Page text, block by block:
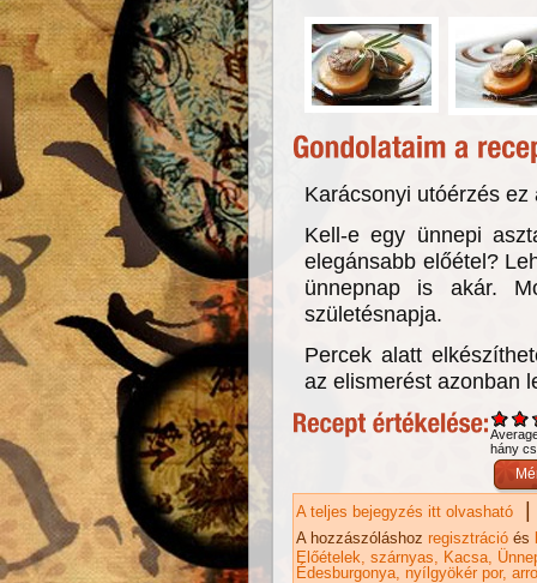
Karácsonyi utóérzés ez
Kell-e egy ünnepi
elegánsabb előétel?
ünnepnap is akár.
születésnapja.
Percek alatt
az elismerést azonban
hány
A teljes bejegyzés itt olvasható |
A hozzászóláshoz regisztráció és
Előételek szárnyas Kacsa
Édesburgonya nyílgyökér por